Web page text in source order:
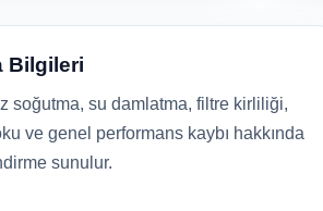
Bilgileri
soğutma, su damlatma, filtre kirliliği,
ve genel performans kaybı hakkında
sunulur.